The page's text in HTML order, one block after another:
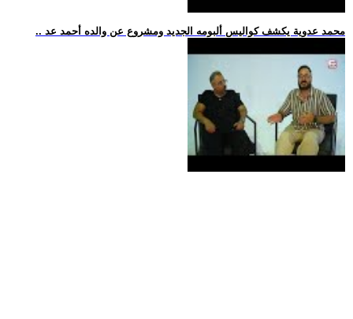
.. محمد عدوية يكشف كواليس ألبومه الجديد ومشروع عن والده أحمد عد